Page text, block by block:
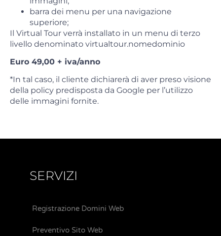
barra dei menu per una navigazione
superiore;
Il Virtual Tour verrà installato in un menu di terzo
livello denominato virtualtour.nomedominio
Euro 49,00 + iva/anno
*In tal caso, il cliente dichiarerà di aver preso visione
della policy predisposta da Google per l’utilizzo
delle immagini fornite.
SERVIZI
Registrazione Domini Web
Preventivo Sito Web